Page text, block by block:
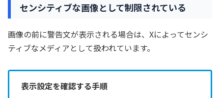
センシティブな画像として制限されている
画像の前に警告文が表示される場合は、Xによってセンシ
ティブなメディアとして扱われています。
表示設定を確認する手順